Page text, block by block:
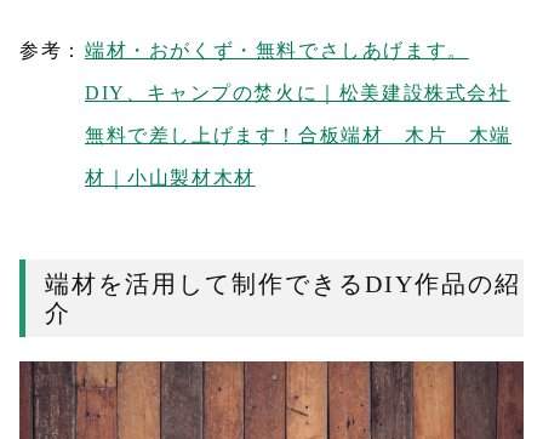
参考： 端材・おがくず・無料でさしあげます。
DIY、キャンプの焚火に｜松美建設株式会社
無料で差し上げます！合板端材 木片 木端
材｜小山製材木材
端材を活用して制作できるDIY作品の紹
介